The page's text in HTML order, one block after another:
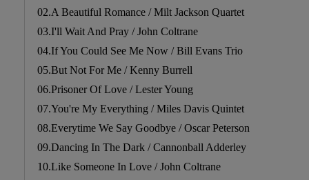
02.A Beautiful Romance / Milt Jackson Quartet
03.I'll Wait And Pray / John Coltrane
04.If You Could See Me Now / Bill Evans Trio
05.But Not For Me / Kenny Burrell
06.Prisoner Of Love / Lester Young
07.You're My Everything / Miles Davis Quintet
08.Everytime We Say Goodbye / Oscar Peterson
09.Dancing In The Dark / Cannonball Adderley
10.Like Someone In Love / John Coltrane